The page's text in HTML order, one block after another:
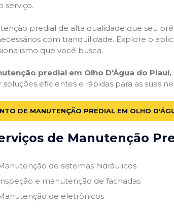
serviço.
predial de alta qualidade que seu
com tranquilidade. Explore o
que você busca.
predial em Olho D'Água do Piauí,
eficientes e rápidas para as suas
DE MANUTENÇÃO PREDIAL EM OLHO
de Manutenção
de sistemas hidráulicos
e manutenção de fachadas
de eletrônicos